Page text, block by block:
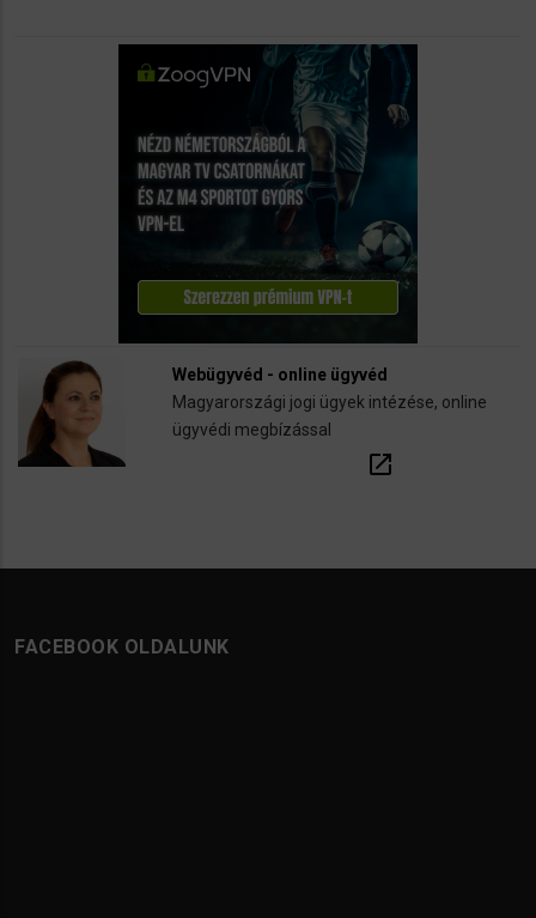
Webügyvéd - online ügyvéd
Magyarországi jogi ügyek intézése, online
ügyvédi megbízással
open_in_new
FACEBOOK OLDALUNK